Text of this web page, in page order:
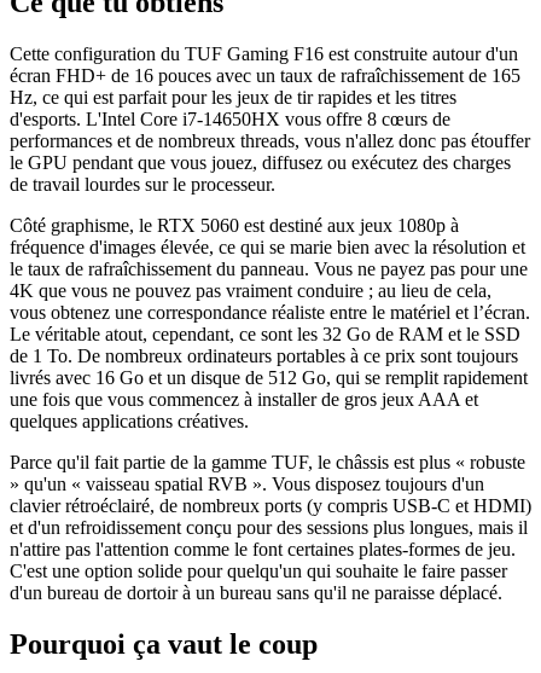
Cette configuration du TUF Gaming F16 est construite autour d'un
écran FHD+ de 16 pouces avec un taux de rafraîchissement de 165
Hz, ce qui est parfait pour les jeux de tir rapides et les titres
d'esports. L'Intel Core i7-14650HX vous offre 8 cœurs de
performances et de nombreux threads, vous n'allez donc pas étouffer
le GPU pendant que vous jouez, diffusez ou exécutez des charges
de travail lourdes sur le processeur.
Côté graphisme, le RTX 5060 est destiné aux jeux 1080p à
fréquence d'images élevée, ce qui se marie bien avec la résolution et
le taux de rafraîchissement du panneau. Vous ne payez pas pour une
4K que vous ne pouvez pas vraiment conduire ; au lieu de cela,
vous obtenez une correspondance réaliste entre le matériel et l’écran.
Le véritable atout, cependant, ce sont les 32 Go de RAM et le SSD
de 1 To. De nombreux ordinateurs portables à ce prix sont toujours
livrés avec 16 Go et un disque de 512 Go, qui se remplit rapidement
une fois que vous commencez à installer de gros jeux AAA et
quelques applications créatives.
Parce qu'il fait partie de la gamme TUF, le châssis est plus « robuste
» qu'un « vaisseau spatial RVB ». Vous disposez toujours d'un
clavier rétroéclairé, de nombreux ports (y compris USB-C et HDMI)
et d'un refroidissement conçu pour des sessions plus longues, mais il
n'attire pas l'attention comme le font certaines plates-formes de jeu.
C'est une option solide pour quelqu'un qui souhaite le faire passer
d'un bureau de dortoir à un bureau sans qu'il ne paraisse déplacé.
Pourquoi ça vaut le coup